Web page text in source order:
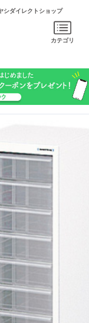
シダイレクトショップ
カテゴリ